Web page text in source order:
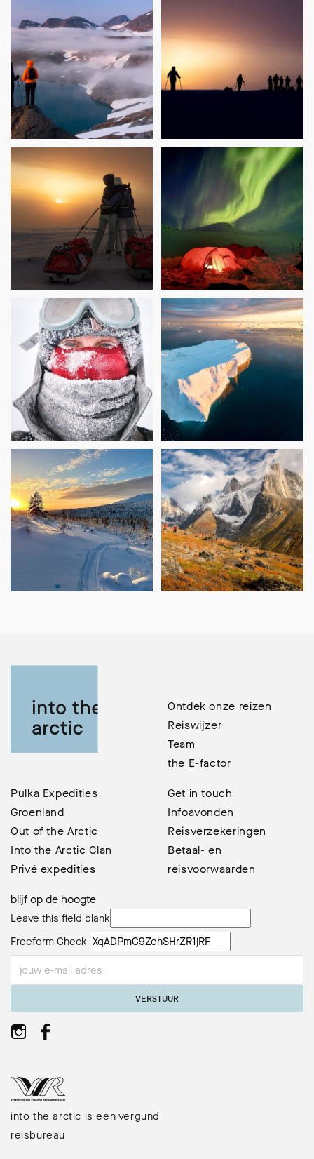
Ontdek onze reizen
Reiswijzer
Team
the E-factor
Pulka Expedities
Groenland
Out of the Arctic
Into the Arctic Clan
Privé expedities
Get in touch
Infoavonden
Reisverzekeringen
Betaal- en
reisvoorwaarden
blijf op de hoogte
Leave this field blank
Freeform Check
VERSTUUR
into the arctic is een vergund
reisbureau